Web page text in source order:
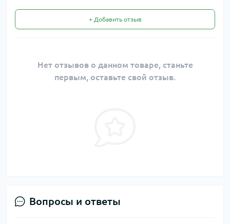
+ Добавить отзыв
Нет отзывов о данном товаре, станьте
первым, оставьте свой отзыв.
Вопросы и ответы